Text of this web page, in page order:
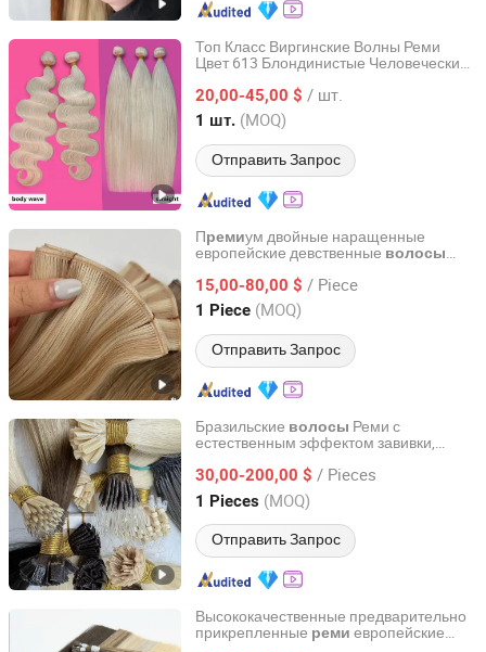
Топ Класс Виргинские Волны Реми
Цвет 613 Блондинистые Человеческие
20,00-45,00 $ / шт.
1 шт. (MOQ)
Отправить Запрос
Guangzhou Fabulous Hair Co., Ltd.
Guangdong, China с 2016
Премиум двойные наращенные
европейские девственные волосы
наращивания волос
15,00-80,00 $ / Piece
1 Piece (MOQ)
Отправить Запрос
Juancheng Sunze Hair Products Co., Ltd.
Shandong, China с 2025
Бразильские волосы Реми с
естественным эффектом завивки,
двойного наращивания. Бразильские
волосы волосы
волосыдля наращивания
30,00-200,00 $ / Pieces
1 Pieces (MOQ)
Отправить Запрос
Juancheng Yize E-Commerce Co., Ltd.
Shandong, China с 2025
Высококачественные предварительно
прикрепленные реми европейские
Juancheng Sunze Hair Products Co., Ltd.